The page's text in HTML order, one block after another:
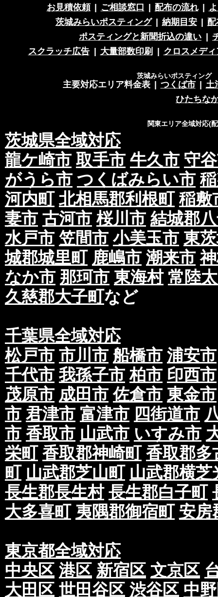
お見積依頼 ご相談窓口 配布の流れ
茨城みらいポスティング
納期目安
ポスティングと新聞折込の違い
スクラッチ広告
大量部数印刷 クロスメディ
茨城みらいポスティング
主要対応エリア料金表 つくば市
土
ひたちな
関東エリア全域対応(
茨城県全域対応
龍ケ崎市 取手市 牛久市 守
がうら市 つくばみらい市
河内町 北相馬郡利根町 稲敷
妻市 古河市 桜川市 結城郡
水戸市 笠間市 小美玉市 東
城郡城里町 鹿嶋市 潮来市
なか市 那珂市 東海村 常陸
久慈郡大子町など
千葉県全域対応
松戸市 市川市 船橋市 浦安市
千代市 我孫子市 柏市 印西市
茂原市 成田市 佐倉市 東金市
市 君津市 富津市 四街道市
市 香取市 山武市 いすみ市
栄町 香取郡神崎町 香取郡多
町 山武郡芝山町 山武郡横芝
長生郡長生村 長生郡白子町
大多喜町 夷隅郡御宿町 安房
東京都全域対応
中央区 港区 新宿区 文京区
大田区 世田谷区 渋谷区 中